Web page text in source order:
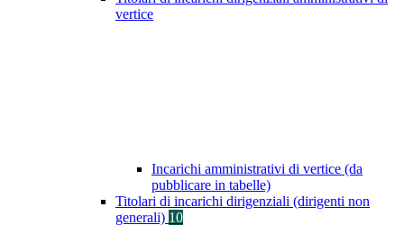
vertice
Incarichi amministrativi di vertice (da
pubblicare in tabelle)
Titolari di incarichi dirigenziali (dirigenti non
generali) 10